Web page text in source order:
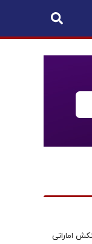
به نفتکش اماراتی